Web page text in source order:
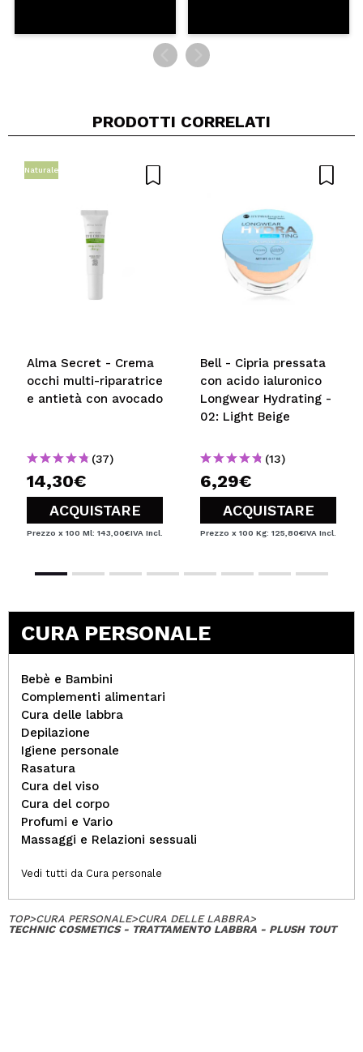
PRODOTTI CORRELATI
Naturale
Alma Secret - Crema
occhi multi-riparatrice
e antietà con avocado
(37)
14,30€
ACQUISTARE
Prezzo x 100 Ml: 143,00€IVA Incl.
Bell - Cipria pressata
con acido ialuronico
Longwear Hydrating -
02: Light Beige
(13)
6,29€
ACQUISTARE
Prezzo x 100 Kg: 125,80€IVA Incl.
CURA PERSONALE
Bebè e Bambini
Complementi alimentari
Cura delle labbra
Depilazione
Igiene personale
Rasatura
Cura del viso
Cura del corpo
Profumi e Vario
Massaggi e Relazioni sessuali
Vedi tutti da Cura personale
TOP>CURA PERSONALE>CURA DELLE LABBRA>
TECHNIC COSMETICS - TRATTAMENTO LABBRA - PLUSH TOUT